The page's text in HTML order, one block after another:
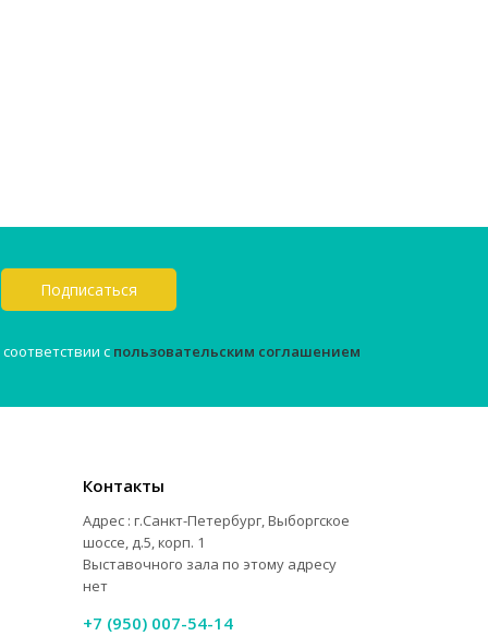
Подписаться
с пользовательским соглашением
Контакты
Адрес : г.Санкт-Петербург, Выборгское
шоссе, д.5, корп. 1
Выставочного зала по этому адресу
нет
+7 (950) 007-54-14